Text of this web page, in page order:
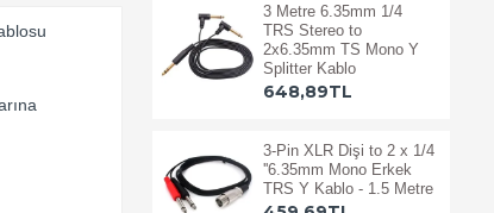
3 Metre 6.35mm 1/4
TRS Stereo to
2x6.35mm TS Mono Y
Splitter Kablo
648,89TL
3-Pin XLR Dişi to 2 x 1/4
''6.35mm Mono Erkek
TRS Y Kablo - 1.5 Metre